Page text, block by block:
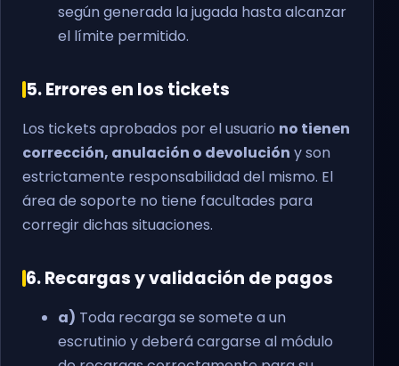
según generada la jugada hasta alcanzar
el límite permitido.
5. Errores en los tickets
Los tickets aprobados por el usuario no tienen
corrección, anulación o devolución y son
estrictamente responsabilidad del mismo. El
área de soporte no tiene facultades para
corregir dichas situaciones.
6. Recargas y validación de pagos
a) Toda recarga se somete a un
escrutinio y deberá cargarse al módulo